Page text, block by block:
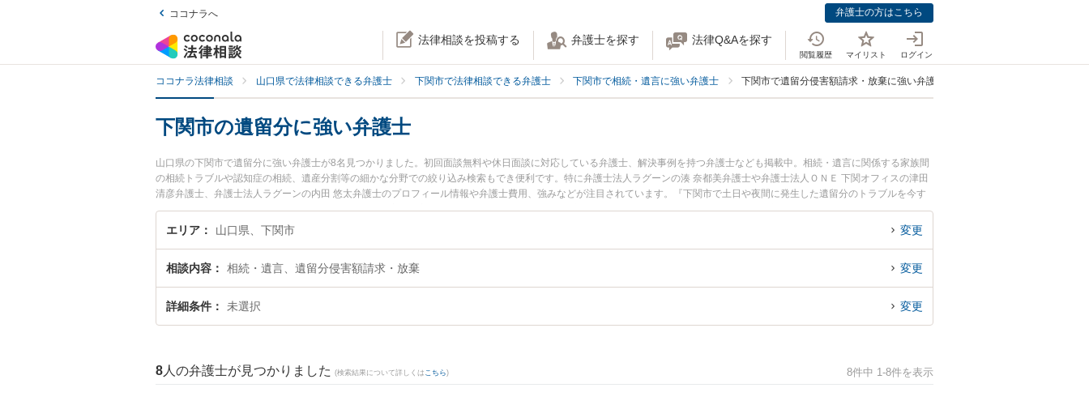
ココナラへ 弁護士の方はこちら
法律相談を投稿する 弁護士を探す 法律Q&Aを探す
閲覧履歴 マイリスト ログイン
ココナラ法律相談 山口県で法律相談できる弁護士 下関市で法律相談できる弁護士 下関市で相続・遺言に強い弁護士 下関市で遺留分侵害額請求・放棄に強い弁護士
下関市の遺留分に強い弁護士
山口県の下関市で遺留分に強い弁護士が8名見つかりました。初回面談無料や休日面談に対応している弁護士、解決事例を持つ弁護士なども掲載中。相続・遺言に関係する家族間
の相続トラブルや認知症の相続、遺産分割等の細かな分野での絞り込み検索もでき便利です。特に弁護士法人ラグーンの湊 奈都美弁護士や弁護士法人ＯＮＥ 下関オフィスの津田
清彦弁護士、弁護士法人ラグーンの内田 悠太弁護士のプロフィール情報や弁護士費用、強みなどが注目されています。『下関市で土日や夜間に発生した遺留分のトラブルを今す
ぐに弁護士に相談したい』『遺留分のトラブル解決の実績豊富な近くの弁護士を検索したい』『初回相談無料で遺留分を法律相談できる下関市内の弁護士に相談予約したい』など
でお困りの相談者さんにおすすめです。
エリア 山口県、下関市 変更
相談内容 相続・遺言、遺留分侵害額請求・放棄 変更
詳細条件 未選択 変更
8 人の弁護士が見つかりました (検索結果について詳しくは こちら) 8件中 1-8件を表示